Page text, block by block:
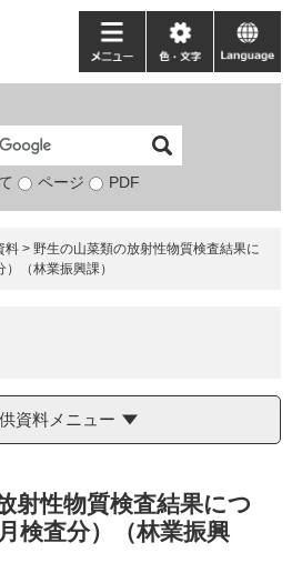
検
象
ページ PDF
メ
ニ
ー
色・
文
language
料 > 野生の山菜類の放射性物質検査結果に
（林業振興課）
資料メニュー
射性物質検査結果につ
検査分）（林業振興